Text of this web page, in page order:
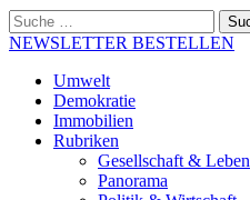
nach:
NEWSLETTER BESTELLEN
Umwelt
Demokratie
Immobilien
Rubriken
Gesellschaft & Leben
Panorama